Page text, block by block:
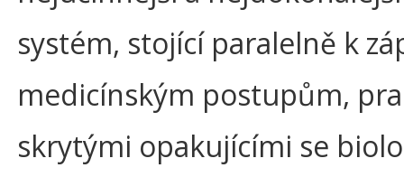
systém, stojící paralelně k
medicínským postupům,
skrytými opakujícími se